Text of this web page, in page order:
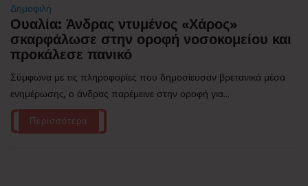
Δημοφιλή
Ουαλία: Άνδρας ντυμένος «Χάρος»
σκαρφάλωσε στην οροφή νοσοκομείου και
προκάλεσε πανικό
Σύμφωνα με τις πληροφορίες που δημοσίευσαν βρετανικά μέσα
ενημέρωσης, ο άνδρας παρέμεινε στην οροφή για...
Περισσότερα